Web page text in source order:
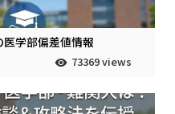
医学部偏差値情報
73369 views